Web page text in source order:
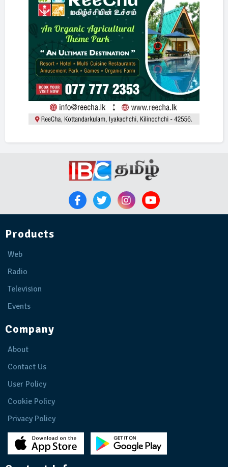
Products
Web
Radio
Television
Events
Company
About
Contact Us
User Policy
Cookie Policy
Privacy Policy